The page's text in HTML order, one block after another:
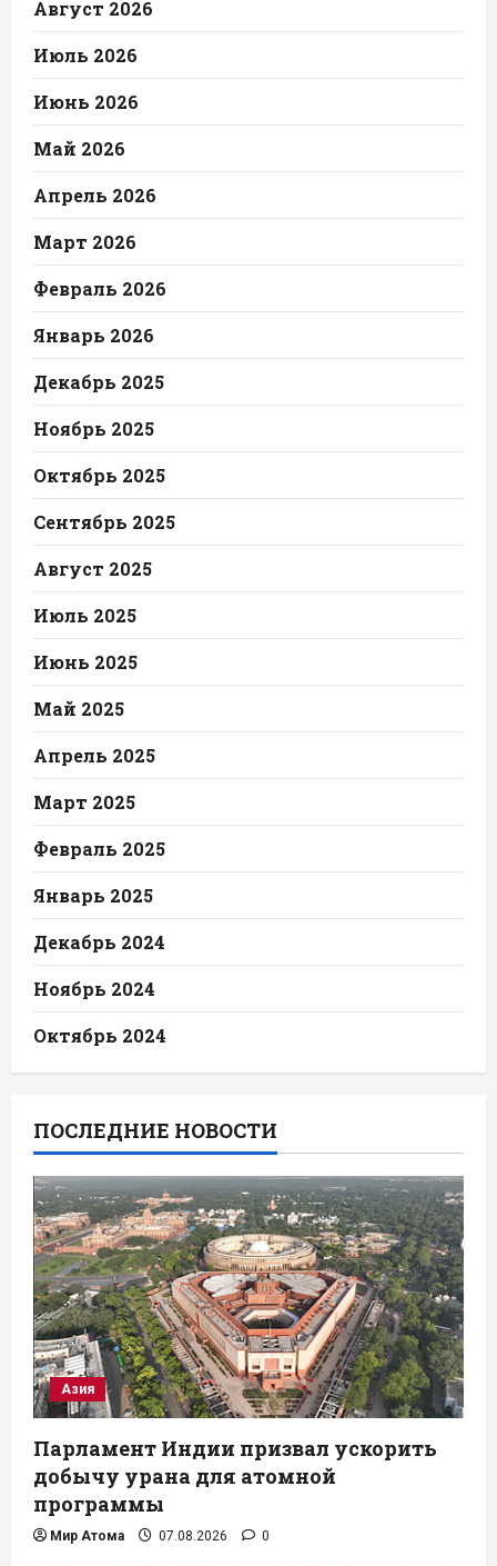
Август 2026
Июль 2026
Июнь 2026
Май 2026
Апрель 2026
Март 2026
Февраль 2026
Январь 2026
Декабрь 2025
Ноябрь 2025
Октябрь 2025
Сентябрь 2025
Август 2025
Июль 2025
Июнь 2025
Май 2025
Апрель 2025
Март 2025
Февраль 2025
Январь 2025
Декабрь 2024
Ноябрь 2024
Октябрь 2024
ПОСЛЕДНИЕ НОВОСТИ
Азия
Парламент Индии призвал ускорить
добычу урана для атомной
программы
Мир Атома 07.08.2026 0